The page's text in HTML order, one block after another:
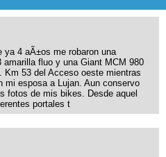
ya 4 aÃ±os me robaron una
amarilla fluo y una Giant MCM 980
Km 53 del Acceso oeste mientras
mi esposa a Lujan. Aun conservo
fotos de mis bikes. Desde aquel
portales t